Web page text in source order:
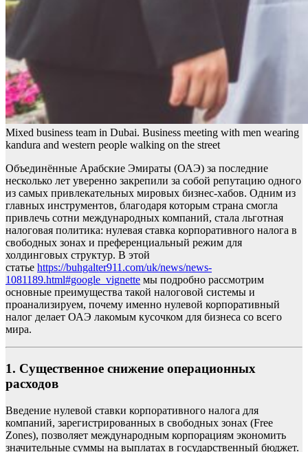
Mixed business team in Dubai. Business meeting with men wearing
kandura and western people walking on the street
Объединённые Арабские Эмираты (ОАЭ) за последние
несколько лет уверенно закрепили за собой репутацию одного
из самых привлекательных мировых бизнес-хабов. Одним из
главных инструментов, благодаря которым страна смогла
привлечь сотни международных компаний, стала льготная
налоговая политика: нулевая ставка корпоративного налога в
свободных зонах и преференциальный режим для
холдинговых структур. В этой
статье https://buhgalter911.com/uk/news/news-
1081189.html#google_vignette мы подробно рассмотрим
основные преимущества такой налоговой системы и
проанализируем, почему именно нулевой корпоративный
налог делает ОАЭ лакомым кусочком для бизнеса со всего
мира.
1. Существенное снижение операционных
расходов
Введение нулевой ставки корпоративного налога для
компаний, зарегистрированных в свободных зонах (Free
Zones), позволяет международным корпорациям экономить
значительные суммы на выплатах в государственный бюджет.